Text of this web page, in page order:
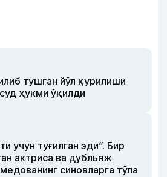
тушган йўл қурилиши
ҳукми ўқилди
учун туғилган эди”. Бир
актриса ва дубльяж
синовларга тўла